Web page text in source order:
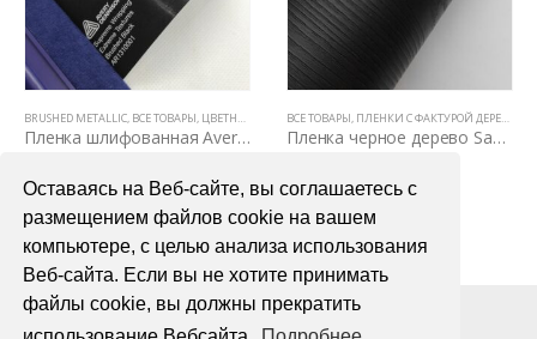
Оставаясь на Веб-сайте, вы соглашаетесь с
размещением файлов cookie на вашем
компьютере, с целью анализа использования
Веб-сайта. Если вы не хотите принимать
файлы cookie, вы должны прекратить
ЦВЕТНЫЕ ВИНИЛОВЫЕ ПЛЕНКИ
METALLIC,ВСЕ ТОВАРЫ,ЦВЕТНЫЕ ВИНИЛОВЫЕ ПЛЕНКИ
Пленка шлифованная Avery Dennison Brushed Black
В КОРЗИНУ
ВСЕ ТОВАРЫ,ПЛЕНКИ С ФАКТУРОЙ ДЕРЕВА И КОЖИ
Пленка черное дерево Samsung Mg 3030
В КОРЗИНУ